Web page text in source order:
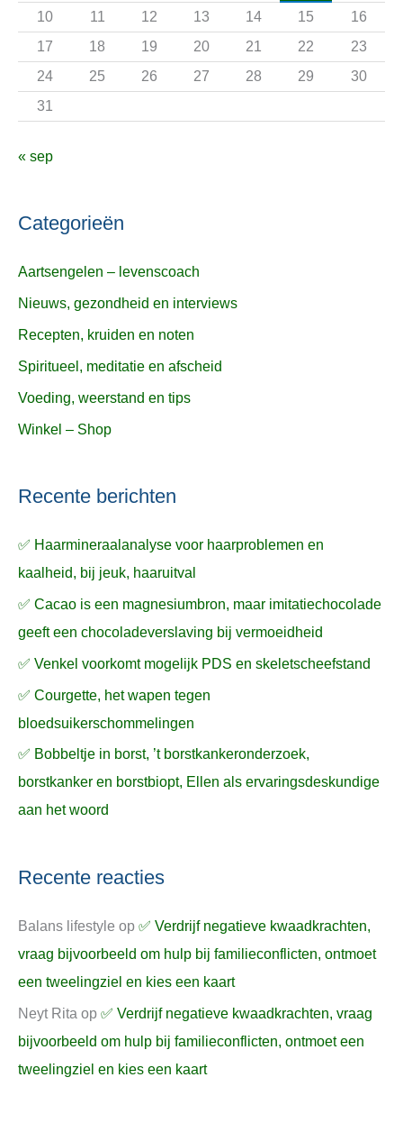
r
:
10 11 12 13 14 15
16
17
18 19 20 21 22
23
24
25 26 27 28 29
30
31
« sep
Categorieën
Aartsengelen – levenscoach
Nieuws, gezondheid en interviews
Recepten, kruiden en noten
Spiritueel, meditatie en afscheid
Voeding, weerstand en tips
Winkel – Shop
Recente berichten
✅ Haarmineraalanalyse voor haarproblemen en
kaalheid, bij jeuk, haaruitval
✅ Cacao is een magnesiumbron, maar imitatiechocolade
geeft een chocoladeverslaving bij vermoeidheid
✅ Venkel voorkomt mogelijk PDS en skeletscheefstand
✅ Courgette, het wapen tegen
bloedsuikerschommelingen
✅ Bobbeltje in borst, ’t borstkankeronderzoek,
borstkanker en borstbiopt, Ellen als ervaringsdeskundige
aan het woord
Recente reacties
Balans lifestyle op ✅ Verdrijf negatieve kwaadkrachten,
vraag bijvoorbeeld om hulp bij familieconflicten, ontmoet
een tweelingziel en kies een kaart
Neyt Rita op ✅ Verdrijf negatieve kwaadkrachten, vraag
bijvoorbeeld om hulp bij familieconflicten, ontmoet een
tweelingziel en kies een kaart